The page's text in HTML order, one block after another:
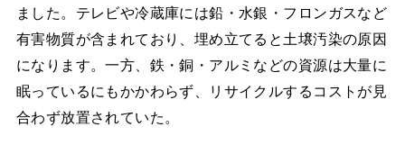
ました。テレビや冷蔵庫には鉛・水銀・フロンガスなど
有害物質が含まれており、埋め立てると土壌汚染の原因
になります。一方、鉄・銅・アルミなどの資源は大量に
眠っているにもかかわらず、リサイクルするコストが見
合わず放置されていた。